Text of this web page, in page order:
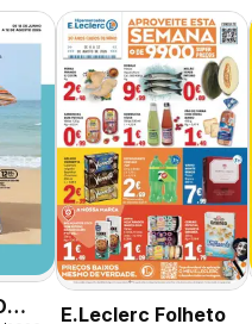
E.Leclerc Folheto